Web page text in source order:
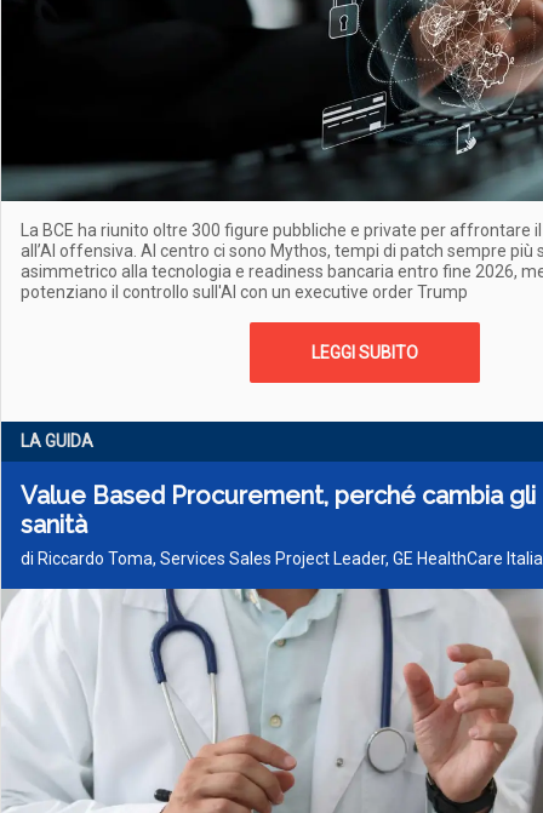
La BCE ha riunito oltre 300 figure pubbliche e private per affrontare
all’AI offensiva. Al centro ci sono Mythos, tempi di patch sempre più
asimmetrico alla tecnologia e readiness bancaria entro fine 2026,
potenziano il controllo sull'AI con un executive order Trump
LEGGI SUBITO
LA GUIDA
Value Based Procurement, perché cambia gli
sanità
di Riccardo Toma, Services Sales Project Leader, GE HealthCare Italia